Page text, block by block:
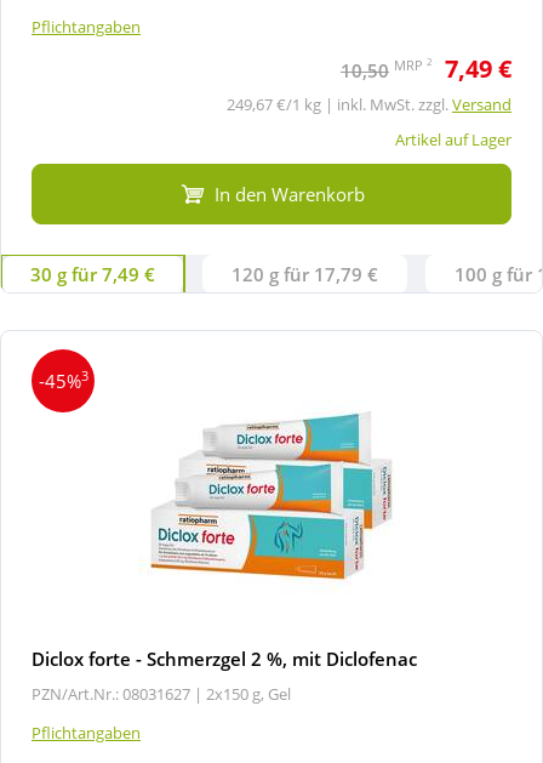
Pflichtangaben
10,50 MRP 2 7,49 €
249,67 €/1 kg | inkl. MwSt. zzgl.Versand
Artikel auf Lager
In den Warenkorb
30 g für 7,49 € 120 g für 17,79 € 100 g für
-45%3
Diclox forte - Schmerzgel 2 %, mit Diclofenac
PZN/Art.Nr.: 08031627 | 2x150 g, Gel
Pflichtangaben